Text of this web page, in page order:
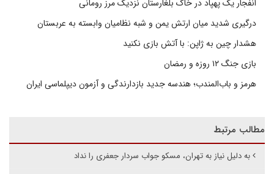
انفجار یک پهپاد در خاک بلغارستان نزدیک مرز رومانی
درگیری شدید میان ارتش یمن و شبه نظامیان وابسته به عربستان
هشدار چین به ژاپن: با آتش بازی نکنید
بازی جنگ ۱۲ روزه و رمضان
هرمز و باب‌المندب؛ هندسه جدید بازدارندگی و آزمون دیپلماسی ایران
مطالب مرتبط
به دلیل نیاز به تهران، مسکو جواب سردار جعفری را نداد